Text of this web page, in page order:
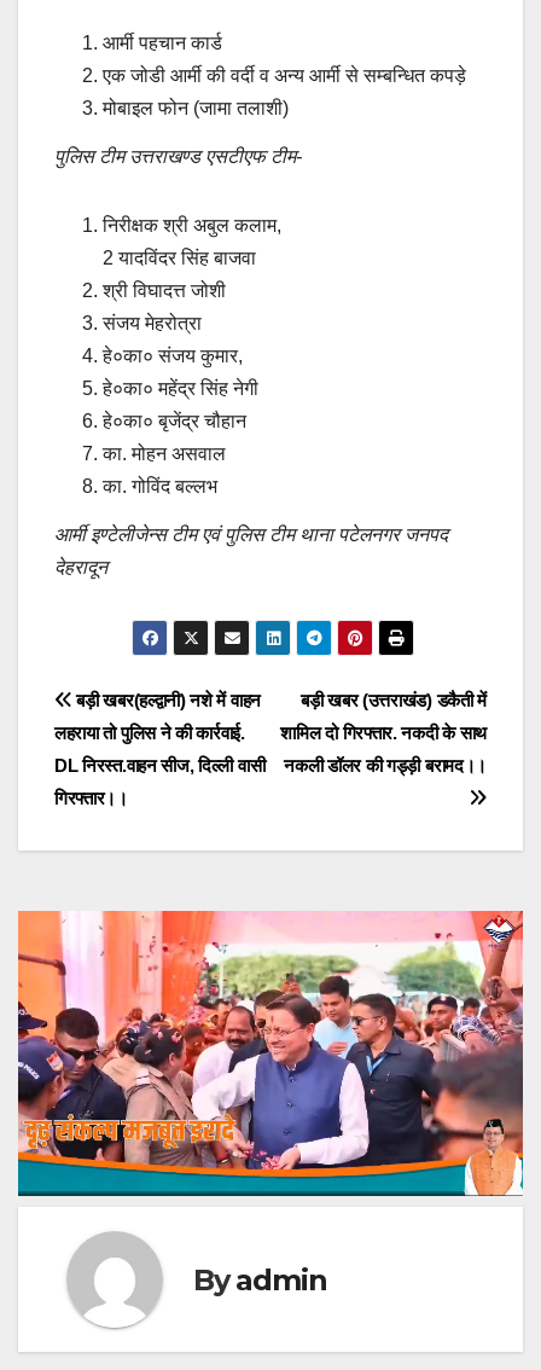
आर्मी पहचान कार्ड
एक जोडी आर्मी की वर्दी व अन्य आर्मी से सम्बन्धित कपड़े
मोबाइल फोन (जामा तलाशी)
पुलिस टीम उत्तराखण्ड एसटीएफ टीम-
निरीक्षक श्री अबुल कलाम,
2 यादविंदर सिंह बाजवा
श्री विघादत्त जोशी
संजय मेहरोत्रा
हे०का० संजय कुमार,
हे०का० महेंद्र सिंह नेगी
हे०का० बृजेंद्र चौहान
का. मोहन असवाल
का. गोविंद बल्लभ
आर्मी इण्टेलीजेन्स टीम एवं पुलिस टीम थाना पटेलनगर जनपद
देहरादून
Post
navigation
बड़ी खबर (उत्तराखंड) डकैती में
शामिल दो गिरफ्तार. नकदी के साथ
नकली डॉलर की गड्ड़ी बरामद।।
बड़ी खबर(हल्द्वानी) नशे में वाहन
लहराया तो पुलिस ने की कार्रवाई.
DL निरस्त.वाहन सीज, दिल्ली वासी
गिरफ्तार।।
Byadmin